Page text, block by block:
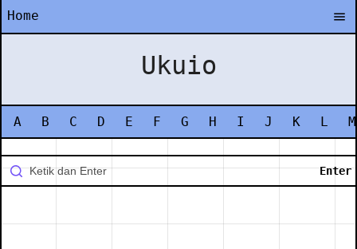
Home
Ukuio
A B C D E F G H I J K L M